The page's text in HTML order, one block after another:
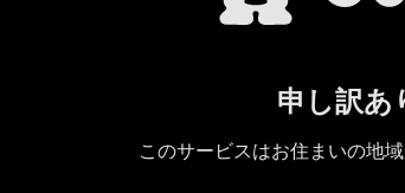
申し訳あ
このサービスはお住まいの地